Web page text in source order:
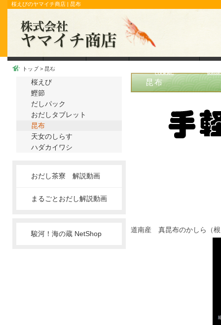
桜えびのヤマイチ商店 | 昆布
ホーム 会社概要
COOKING
トップ> 昆布
昆布
道南産 真昆布のかしら（
桜えび
鰹節
だしパック
おだしタブレット
昆布
天女のしらす
ハダカイワシ
おだし茶寮 解説動画
まるごとおだし解説動画
駿河！海の蔵 NetShop